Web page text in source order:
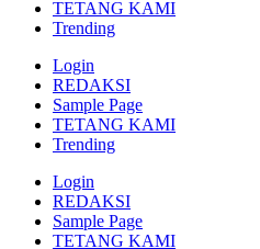
TETANG KAMI
Trending
Login
REDAKSI
Sample Page
TETANG KAMI
Trending
Login
REDAKSI
Sample Page
TETANG KAMI